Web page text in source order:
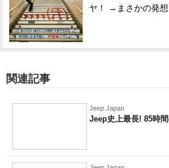
ヤ！ →まさかの発想
関連記事
Jeep Japan
Jeep史上最長! 85時